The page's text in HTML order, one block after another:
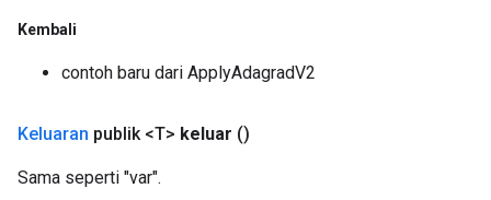
Kembali
contoh baru dari ApplyAdagradV2
Keluaran publik <T> keluar ()
Sama seperti "var".